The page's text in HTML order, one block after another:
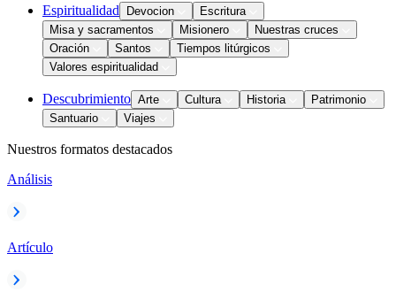
Espiritualidad Devocion
Escritura
Misa y sacramentos
Misionero
Nuestras cruces
Oración
Santos
Tiempos litúrgicos
Valores espiritualidad
Descubrimiento Arte Cultura Historia
Patrimonio
Santuario
Viajes
Nuestros formatos destacados
Análisis
Artículo